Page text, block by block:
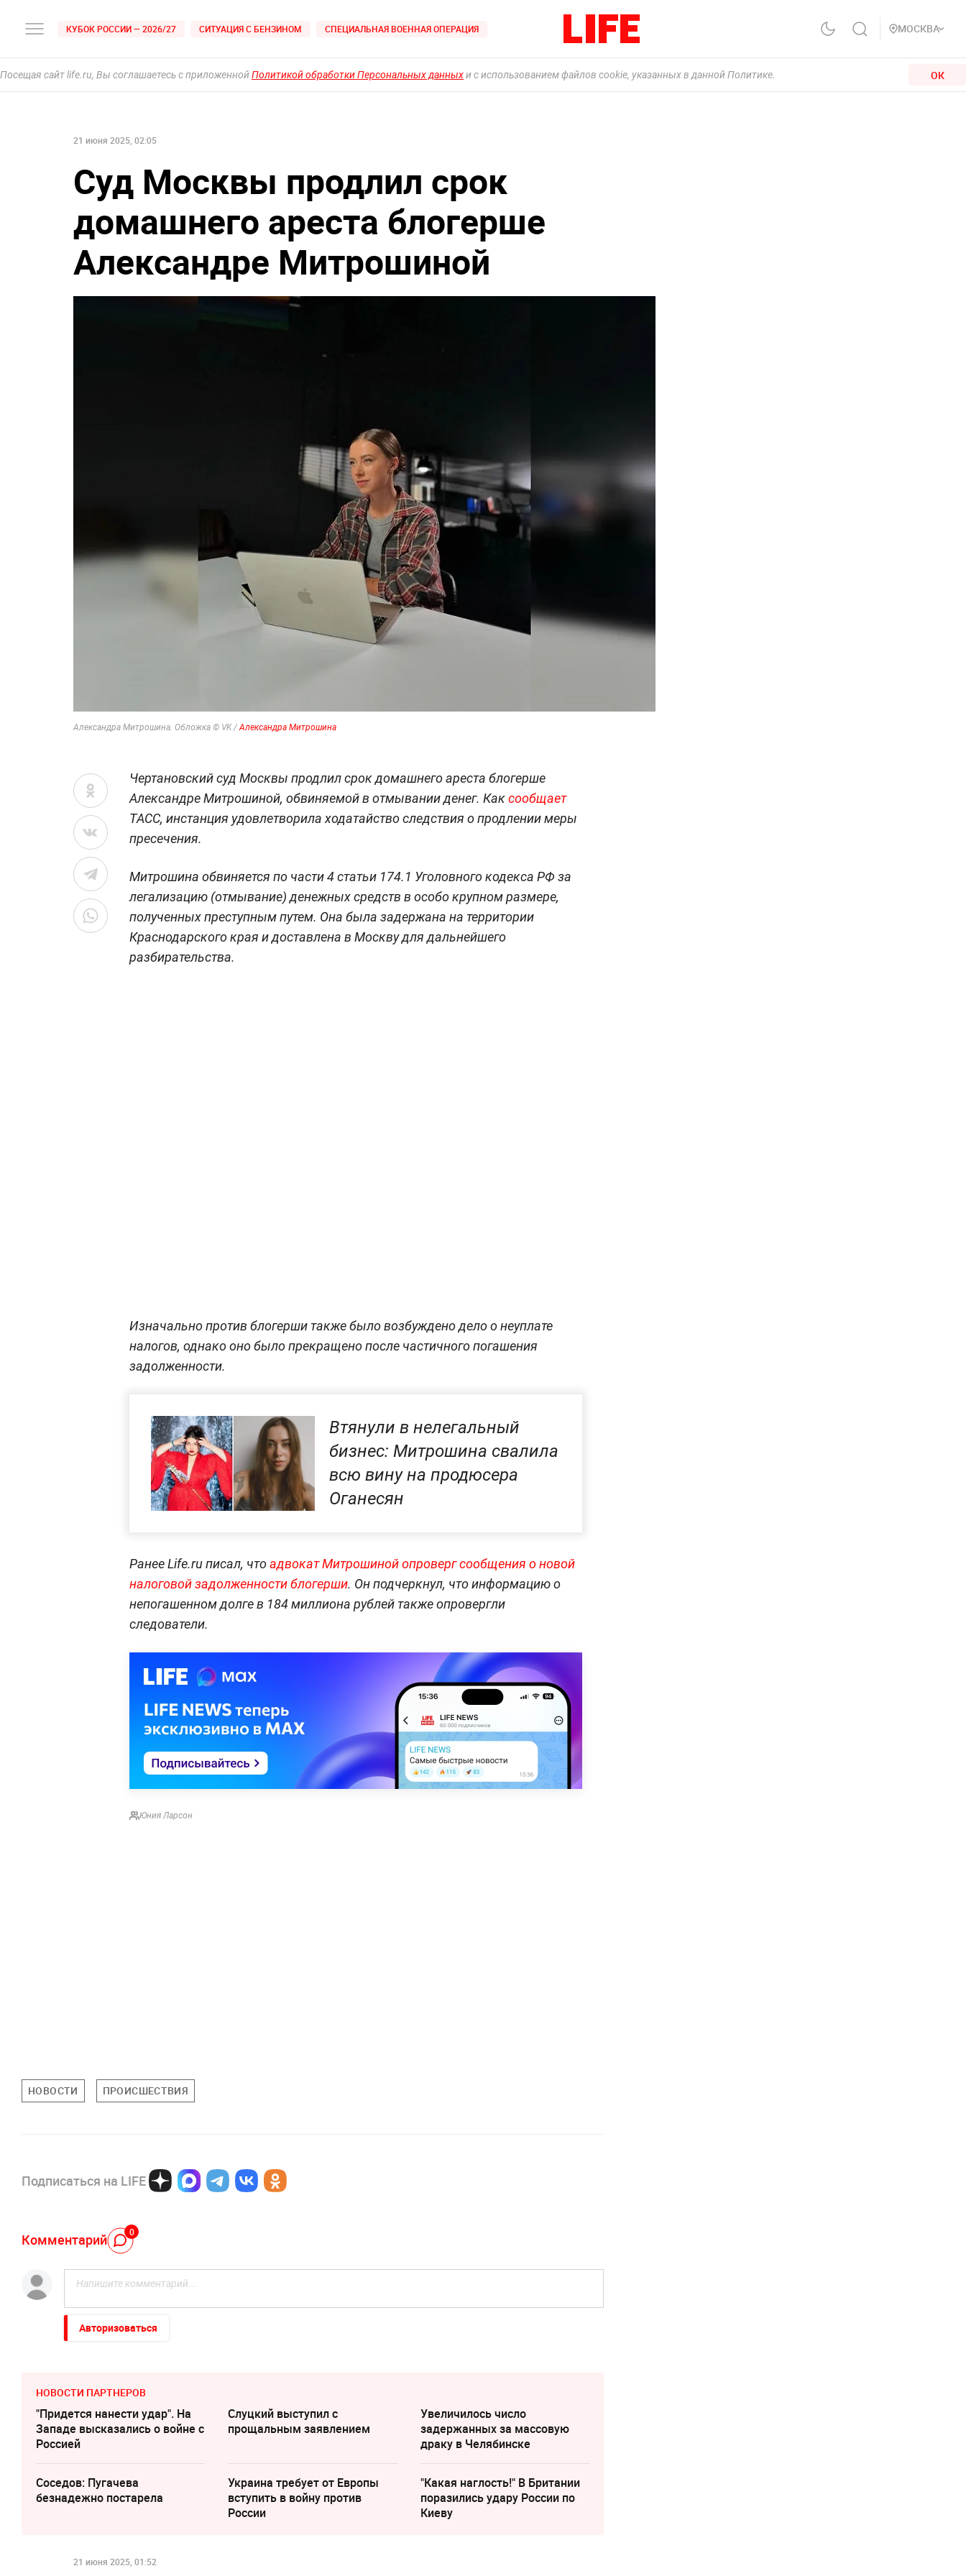
КУБОК РОССИИ — 2026/27 СИТУАЦИЯ С БЕНЗИНОМ СПЕЦИАЛЬНАЯ ВОЕННАЯ ОПЕРАЦИЯ МОСКВА
Посещая сайт life.ru, Вы соглашаетесь с приложеннойПолитикой обработки Персональных данныхи с использованием файлов cookie, указанных в данной Политике. ОК
21 июня 2025, 02:05
Суд Москвы продлил срок
домашнего ареста блогерше
Александре Митрошиной
Александра Митрошина. Обложка © VK /Александра Митрошина
Чертановский суд Москвы продлил срок домашнего ареста блогерше
Александре Митрошиной, обвиняемой в отмывании денег. Каксообщает
ТАСС, инстанция удовлетворила ходатайство следствия о продлении меры
пресечения.
Митрошина обвиняется по части 4 статьи 174.1 Уголовного кодекса РФ за
легализацию (отмывание) денежных средств в особо крупном размере,
полученных преступным путем. Она была задержана на территории
Краснодарского края и доставлена в Москву для дальнейшего
разбирательства.
Изначально против блогерши также было возбуждено дело о неуплате
налогов, однако оно было прекращено после частичного погашения
задолженности.
Втянули в нелегальный
бизнес: Митрошина свалила
всю вину на продюсера
Оганесян
Ранее Life.ru писал, чтоадвокат Митрошиной опроверг сообщения о новой
налоговой задолженности блогерши. Он подчеркнул, что информацию о
непогашенном долге в 184 миллиона рублей также опровергли
следователи.
Юния Ларсон
НОВОСТИ ПРОИСШЕСТВИЯ
Подписаться на LIFE
Комментарий 0
Авторизоваться
НОВОСТИ ПАРТНЕРОВ
"Придется нанести удар". На
Западе высказались о войне с
Россией
Слуцкий выступил с
прощальным заявлением
Увеличилось число
задержанных за массовую
драку в Челябинске
Соседов: Пугачева
безнадежно постарела
Украина требует от Европы
вступить в войну против
России
"Какая наглость!" В Британии
поразились удару России по
Киеву
21 июня 2025, 01:52